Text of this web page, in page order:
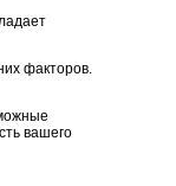
факторов.
вашего